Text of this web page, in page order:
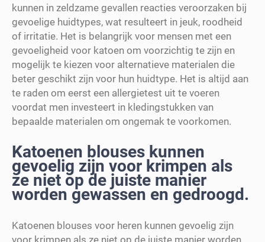
kunnen in zeldzame gevallen reacties veroorzaken bij
gevoelige huidtypes, wat resulteert in jeuk, roodheid
of irritatie. Het is belangrijk voor mensen met een
gevoeligheid voor katoen om voorzichtig te zijn en
mogelijk te kiezen voor alternatieve materialen die
beter geschikt zijn voor hun huidtype. Het is altijd aan
te raden om eerst een allergietest uit te voeren
voordat men investeert in kledingstukken van
bepaalde materialen om ongemak te voorkomen.
Katoenen blouses kunnen
gevoelig zijn voor krimpen als
ze niet op de juiste manier
worden gewassen en gedroogd.
Katoenen blouses voor heren kunnen gevoelig zijn
voor krimpen als ze niet op de juiste manier worden